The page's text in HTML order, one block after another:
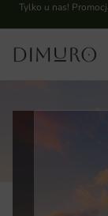
Tylko u nas!